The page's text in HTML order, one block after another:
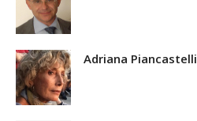
Adriana Piancastelli